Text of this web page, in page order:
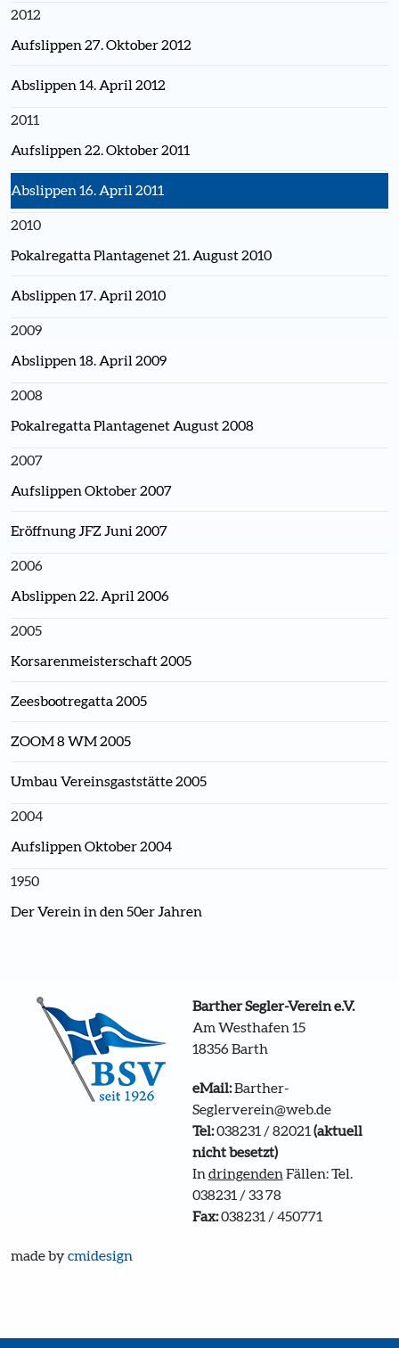
2012
Aufslippen 27. Oktober 2012
Abslippen 14. April 2012
2011
Aufslippen 22. Oktober 2011
Abslippen 16. April 2011
2010
Pokalregatta Plantagenet 21. August 2010
Abslippen 17. April 2010
2009
Abslippen 18. April 2009
2008
Pokalregatta Plantagenet August 2008
2007
Aufslippen Oktober 2007
Eröffnung JFZ Juni 2007
2006
Abslippen 22. April 2006
2005
Korsarenmeisterschaft 2005
Zeesbootregatta 2005
ZOOM 8 WM 2005
Umbau Vereinsgaststätte 2005
2004
Aufslippen Oktober 2004
1950
Der Verein in den 50er Jahren
Barther Segler-Verein e.V.
Am Westhafen 15
18356 Barth
eMail:Barther-
Seglerverein@web.de
Tel:038231 / 82021(aktuell
nicht besetzt)
IndringendenFällen: Tel.
038231 / 33 78
Fax:038231 / 450771
made bycmidesign